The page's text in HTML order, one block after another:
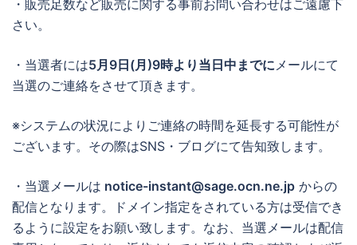
・販売足数など販売に関する事前お問い合わせはご遠慮下
さい。
・当選者には5月9日(月)9時より当日中までにメールにて
当選のご連絡をさせて頂きます。
※システムの状況によりご連絡の時間を延長する可能性が
ございます。その際はSNS・ブログにて告知致します。
・当選メールは notice-instant@sage.ocn.ne.jp からの
配信となります。ドメイン指定をされている方は受信でき
るように設定をお願い致します。なお、当選メールは配信